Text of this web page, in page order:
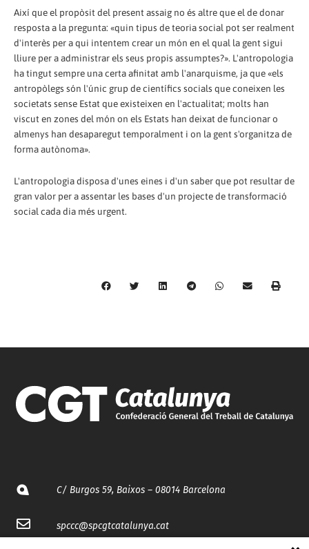
Així que el propòsit del present assaig no és altre que el de donar
resposta a la pregunta: «quin tipus de teoria social pot ser realment
d'interès per a qui intentem crear un món en el qual la gent sigui
lliure per a administrar els seus propis assumptes?». L'antropologia
ha tingut sempre una certa afinitat amb l'anarquisme, ja que «els
antropòlegs són l'únic grup de científics socials que coneixen les
societats sense Estat que existeixen en l'actualitat; molts han
viscut en zones del món on els Estats han deixat de funcionar o
almenys han desaparegut temporalment i on la gent s'organitza de
forma autònoma».
L'antropologia disposa d'unes eines i d'un saber que pot resultar de
gran valor per a assentar les bases d'un projecte de transformació
social cada dia més urgent.
C/ Burgos 59, Baixos – 08014 Barcelona
spccc@spcgtcatalunya.cat